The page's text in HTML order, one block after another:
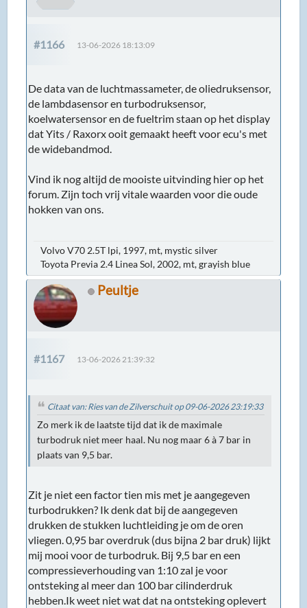
#1166 13-06-2026 18:13:09
De data van de luchtmassameter, de oliedruksensor,
de lambdasensor en turbodruksensor,
koelwatersensor en de fueltrim staan op het display
dat Yits / Raxorx ooit gemaakt heeft voor ecu's met
de widebandmod.
Vind ik nog altijd de mooiste uitvinding hier op het
forum. Zijn toch vrij vitale waarden voor die oude
hokken van ons.
Volvo V70 2.5T lpi, 1997, mt, mystic silver
Toyota Previa 2.4 Linea Sol, 2002, mt, grayish blue
Peultje
#1167 13-06-2026 21:39:32
Citaat van: Ries van de Zilverschuit op 09-06-2026 23:19:33
Zo merk ik de laatste tijd dat ik de maximale
turbodruk niet meer haal. Nu nog maar 6 à 7 bar in
plaats van 9,5 bar.
Zit je niet een factor tien mis met je aangegeven
turbodrukken? Ik denk dat bij de aangegeven
drukken de stukken luchtleiding je om de oren
vliegen. 0,95 bar overdruk (dus bijna 2 bar druk) lijkt
mij mooi voor de turbodruk. Bij 9,5 bar en een
compressieverhouding van 1:10 zal je voor
ontsteking al meer dan 100 bar cilinderdruk
hebben.Ik weet niet wat dat na ontsteking oplevert